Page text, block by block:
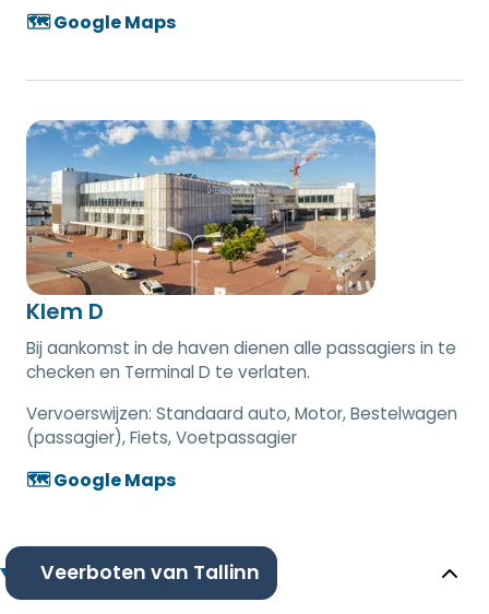
🗺️ Google Maps
Klem D
Bij aankomst in de haven dienen alle passagiers in te
checken en Terminal D te verlaten.
Vervoerswijzen: Standaard auto, Motor, Bestelwagen
(passagier), Fiets, Voetpassagier
🗺️ Google Maps
Veerboten van Tallinn